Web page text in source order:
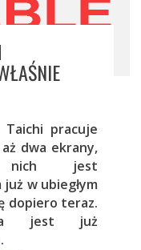
Taichi pracuje
dwa ekrany,
jest
już w ubiegłym
dopiero teraz.
jest już